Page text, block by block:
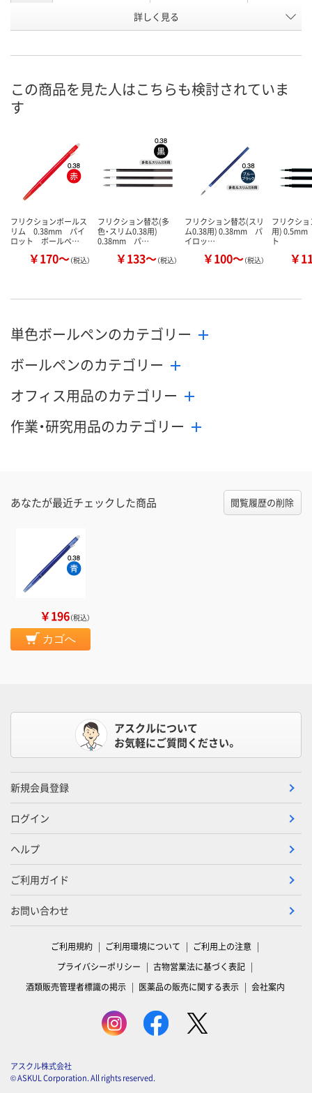
8401973 8401991
8月10日（月）
詳しく見る
この商品を見た人はこちらも検討されていま
す
フリクションボールス
リム 0.38mm パイ
ロット ボールペ…
￥170～（税込）
フリクション替芯(多
色・スリム0.38用)
0.38mm パ…
￥133～（税込）
フリクション替芯(スリ
ム0.38用) 0.38mm パ
イロッ…
￥100～（税込）
フリクシ
用)
ト
￥
単色ボールペンのカテゴリー
ボールペンのカテゴリー
オフィス用品のカテゴリー
作業・研究用品のカテゴリー
あなたが最近チェックした商品 閲覧履歴の削除
￥196（税込）
カゴへ
アスクルについて
お気軽にご質問ください。
新規会員登録
ログイン
ヘルプ
ご利用ガイド
お問い合わせ
ご利用規約 ご利用環境について
ご利用上の注意
プライバシーポリシー
古物営業法に基づく表記
酒類販売管理者標識の掲示
医薬品の販売に関する表示 会社案内
アスクル株式会社
© ASKUL Corporation. All rights reserved.